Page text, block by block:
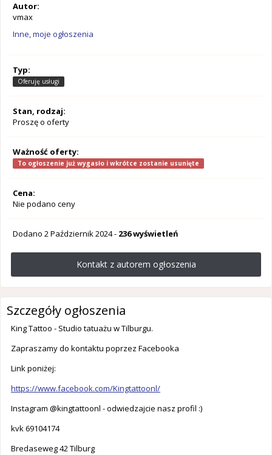
Autor:
vmax
Inne, moje ogłoszenia
Typ:
Oferuję usługi
Stan, rodzaj:
Proszę o oferty
Ważność oferty:
To ogłoszenie już wygasło i wkrótce zostanie usunięte
Cena:
Nie podano ceny
Dodano 2 Październik 2024- 236 wyświetleń
Kontakt z autorem ogłoszenia
Szczegóły ogłoszenia
King Tattoo - Studio tatuażu w Tilburgu.
Zapraszamy do kontaktu poprzez Facebooka
Link poniżej:
https://www.facebook.com/Kingtattoonl/
Instagram @kingtattoonl - odwiedzajcie nasz profil :)
kvk 69104174
Bredaseweg 42 Tilburg